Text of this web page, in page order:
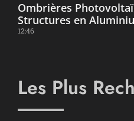
Ombrières
Structures en
12:46
Les Plus